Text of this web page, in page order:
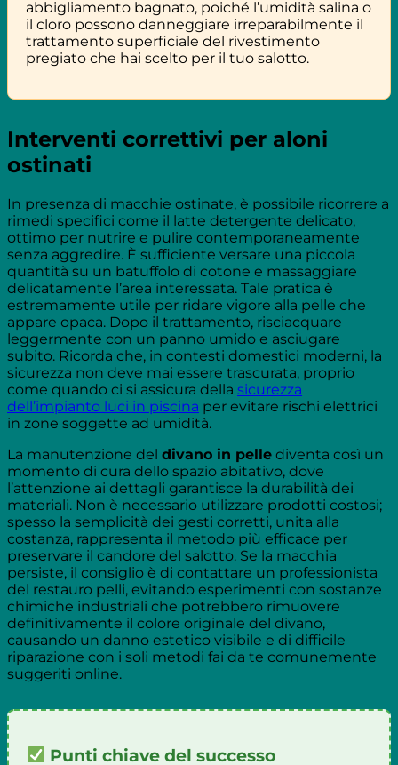
abbigliamento bagnato, poiché l’umidità salina o
il cloro possono danneggiare irreparabilmente il
trattamento superficiale del rivestimento
pregiato che hai scelto per il tuo salotto.
Interventi correttivi per aloni
ostinati
In presenza di macchie ostinate, è possibile ricorrere a
rimedi specifici come il latte detergente delicato,
ottimo per nutrire e pulire contemporaneamente
senza aggredire. È sufficiente versare una piccola
quantità su un batuffolo di cotone e massaggiare
delicatamente l’area interessata. Tale pratica è
estremamente utile per ridare vigore alla pelle che
appare opaca. Dopo il trattamento, risciacquare
leggermente con un panno umido e asciugare
subito. Ricorda che, in contesti domestici moderni, la
sicurezza non deve mai essere trascurata, proprio
come quando ci si assicura della sicurezza
dell’impianto luci in piscina per evitare rischi elettrici
in zone soggette ad umidità.
La manutenzione del divano in pelle diventa così un
momento di cura dello spazio abitativo, dove
l’attenzione ai dettagli garantisce la durabilità dei
materiali. Non è necessario utilizzare prodotti costosi;
spesso la semplicità dei gesti corretti, unita alla
costanza, rappresenta il metodo più efficace per
preservare il candore del salotto. Se la macchia
persiste, il consiglio è di contattare un professionista
del restauro pelli, evitando esperimenti con sostanze
chimiche industriali che potrebbero rimuovere
definitivamente il colore originale del divano,
causando un danno estetico visibile e di difficile
riparazione con i soli metodi fai da te comunemente
suggeriti online.
Punti chiave del successo